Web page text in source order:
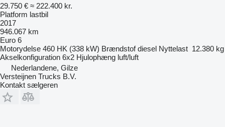
29.750 € ≈ 222.400 kr.
Platform lastbil
2017
946.067 km
Euro 6
Motorydelse 460 HK (338 kW) Brændstof diesel Nyttelast 12.380 kg
Akselkonfiguration 6x2 Hjulophæng luft/luft
Nederlandene, Gilze
Versteijnen Trucks B.V.
Kontakt sælgeren